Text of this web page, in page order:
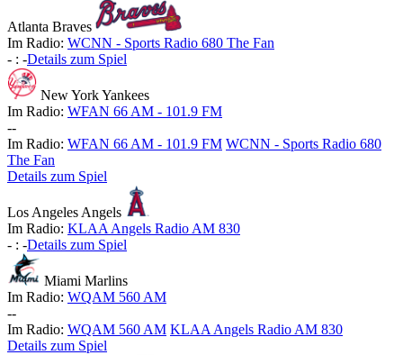
Atlanta Braves
Im Radio: WCNN - Sports Radio 680 The Fan
- : -Details zum Spiel
New York Yankees
Im Radio: WFAN 66 AM - 101.9 FM
--
Im Radio: WFAN 66 AM - 101.9 FM WCNN - Sports Radio 680
The Fan
Details zum Spiel
Los Angeles Angels
Im Radio: KLAA Angels Radio AM 830
- : -Details zum Spiel
Miami Marlins
Im Radio: WQAM 560 AM
--
Im Radio: WQAM 560 AM KLAA Angels Radio AM 830
Details zum Spiel